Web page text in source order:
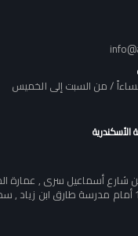
الأسكندرية
من شارع أسماعيل سرى ,